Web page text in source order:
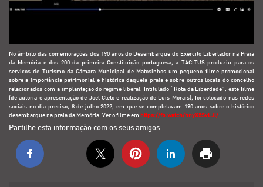
No âmbito das comemorações dos 190 anos do Desembarque do Exército Libertador na Praia
da Memória e dos 200 da primeira Constituição portuguesa, a TACITUS produziu para os
serviços de Turismo da Câmara Municipal de Matosinhos um pequeno filme promocional
sobre a importância patrimonial e histórica daquela praia e sobre outros locais do concelho
relacionados com a implantação do regime liberal. Intitulado “Rota da Liberdade”, este filme
(de autoria e apresentação de Joel Cleto e realização de Luís Morais), foi colocado nas redes
sociais no dia preciso, 8 de julho 2022, em que se completavam 190 anos sobre o histórico
desembarque na praia da Memória. Ver o filme em https://fb.watch/hnyX5SvLJl/
Partilhe esta informação com os seus amigos...